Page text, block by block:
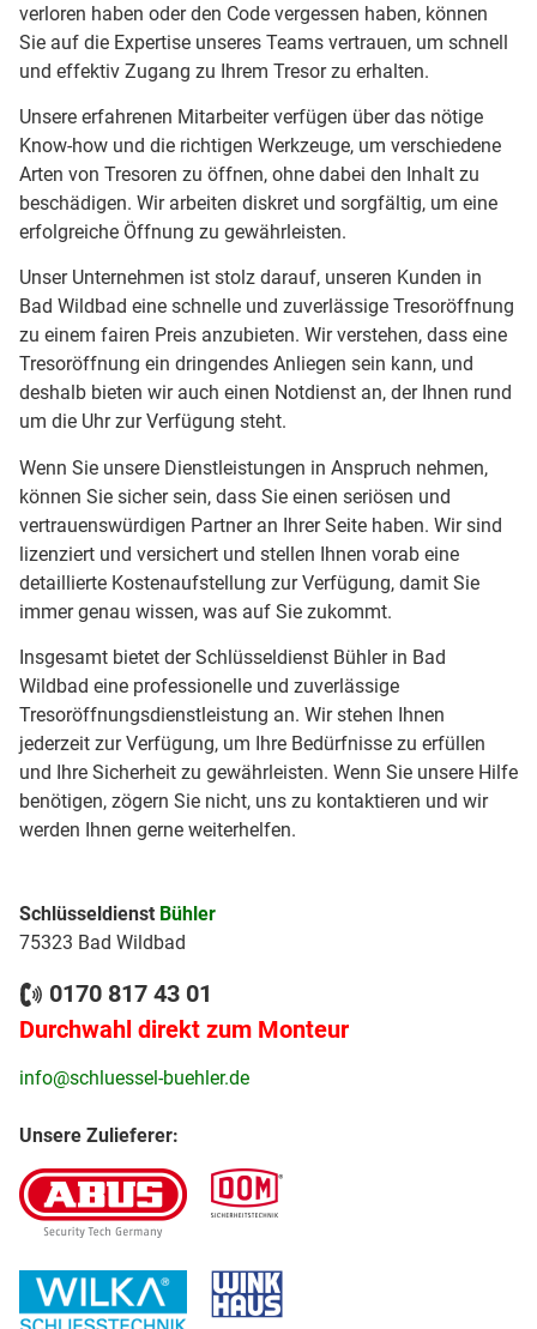
verloren haben oder den Code vergessen haben, können
Sie auf die Expertise unseres Teams vertrauen, um schnell
und effektiv Zugang zu Ihrem Tresor zu erhalten.
Unsere erfahrenen Mitarbeiter verfügen über das nötige
Know-how und die richtigen Werkzeuge, um verschiedene
Arten von Tresoren zu öffnen, ohne dabei den Inhalt zu
beschädigen. Wir arbeiten diskret und sorgfältig, um eine
erfolgreiche Öffnung zu gewährleisten.
Unser Unternehmen ist stolz darauf, unseren Kunden in
Bad Wildbad eine schnelle und zuverlässige Tresoröffnung
zu einem fairen Preis anzubieten. Wir verstehen, dass eine
Tresoröffnung ein dringendes Anliegen sein kann, und
deshalb bieten wir auch einen Notdienst an, der Ihnen rund
um die Uhr zur Verfügung steht.
Wenn Sie unsere Dienstleistungen in Anspruch nehmen,
können Sie sicher sein, dass Sie einen seriösen und
vertrauenswürdigen Partner an Ihrer Seite haben. Wir sind
lizenziert und versichert und stellen Ihnen vorab eine
detaillierte Kostenaufstellung zur Verfügung, damit Sie
immer genau wissen, was auf Sie zukommt.
Insgesamt bietet der Schlüsseldienst Bühler in Bad
Wildbad eine professionelle und zuverlässige
Tresoröffnungsdienstleistung an. Wir stehen Ihnen
jederzeit zur Verfügung, um Ihre Bedürfnisse zu erfüllen
und Ihre Sicherheit zu gewährleisten. Wenn Sie unsere Hilfe
benötigen, zögern Sie nicht, uns zu kontaktieren und wir
werden Ihnen gerne weiterhelfen.
Schlüsseldienst Bühler
75323 Bad Wildbad
0170 817 43 01
Durchwahl direkt zum Monteur
info@schluessel-buehler.de
Unsere Zulieferer: